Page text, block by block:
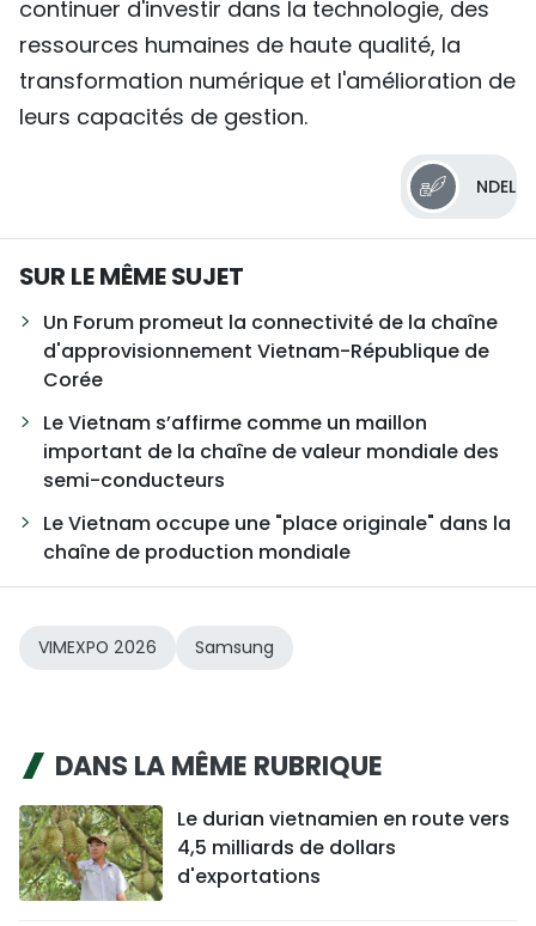
continuer d'investir dans la technologie, des
ressources humaines de haute qualité, la
transformation numérique et l'amélioration de
leurs capacités de gestion.
NDEL
SUR LE MÊME SUJET
Un Forum promeut la connectivité de la chaîne
d'approvisionnement Vietnam-République de
Corée
Le Vietnam s’affirme comme un maillon
important de la chaîne de valeur mondiale des
semi-conducteurs
Le Vietnam occupe une "place originale" dans la
chaîne de production mondiale
VIMEXPO 2026 Samsung
DANS LA MÊME RUBRIQUE
Le durian vietnamien en route vers
4,5 milliards de dollars
d'exportations